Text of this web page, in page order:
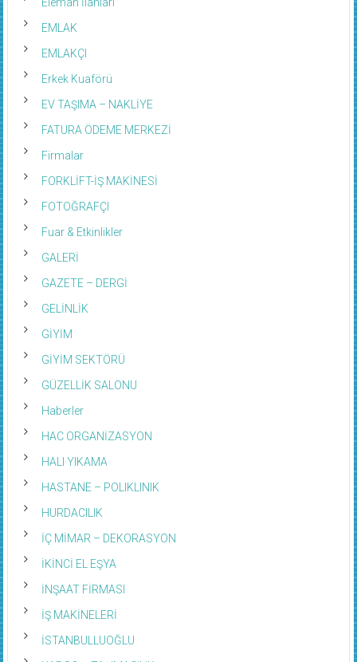
EMLAK
EMLAKÇI
Erkek Kuaförü
EV TAŞIMA – NAKLİYE
FATURA ÖDEME MERKEZİ
Firmalar
FORKLİFT-İŞ MAKİNESİ
FOTOĞRAFÇI
Fuar & Etkinlikler
GALERİ
GAZETE – DERGİ
GELİNLİK
GİYİM
GİYİM SEKTÖRÜ
GÜZELLİK SALONU
Haberler
HAC ORGANİZASYON
HALI YIKAMA
HASTANE – POLIKLINIK
HURDACILIK
İÇ MİMAR – DEKORASYON
İKİNCİ EL EŞYA
İNŞAAT FİRMASI
İŞ MAKİNELERİ
İSTANBULLUOĞLU